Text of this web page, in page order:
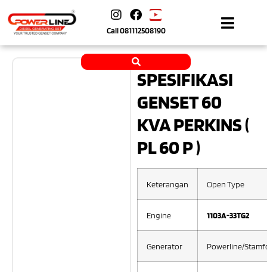
Call081112508190
SPESIFIKASI
GENSET 60
KVA PERKINS (
PL 60 P )
Keterangan Open Type
Engine 1103A-33TG2
Generator Powerline/